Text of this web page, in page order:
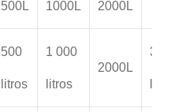
500L 1000L 2000L
500
litros
1 000
litros
2000L
3 000